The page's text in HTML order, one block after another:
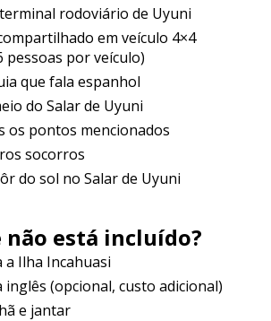
rodoviário de Uyuni
em veículo 4×4
pessoas por veículo)
que fala espanhol
do Salar de Uyuni
os pontos mencionados
socorros
do sol no Salar de Uyuni
não está incluído?
a Ilha Incahuasi
inglês (opcional, custo adicional)
e jantar